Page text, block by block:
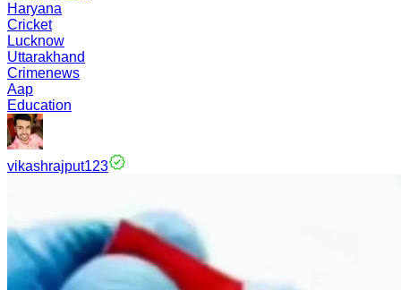
Haryana
Cricket
Lucknow
Uttarakhand
Crimenews
Aap
Education
vikashrajput123